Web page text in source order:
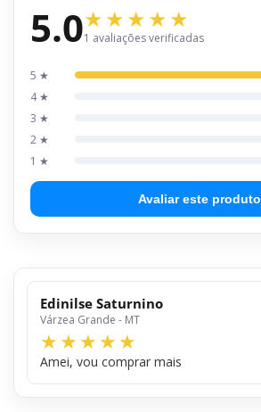
5.01 avaliações verificadas
5 ★
4 ★
3 ★
2 ★
1 ★
Avaliar este produto
Edinilse Saturnino
Várzea Grande - MT
Amei, vou comprar mais